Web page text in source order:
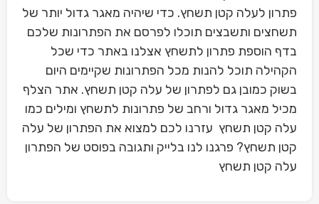
פתרון לעלה קטן תשחץ. כדי שיהיה מאגר גדול יותר של
תשחצים ותשבצים תוכלו לפרסם את הפתרונות שלכם
בדף הוספת פתרון לתשחץ אצלנו באתר כדי שכל
הקהילה תוכל להנות מכל הפתרונות שקיימים היום
בשוק כמובן גם לפתרון של עלה קטן תשחץ. אתר הצלף
מכיל מאגר גדול ורחב של פתרונות לתשחץ ומילים כמו
עלה קטן תשחץ עזרנו לכם למצוא את הפתרון של עלה
קטן תשחץ? פרגנו לנו בלייק ותגובה בפוסט של הפתרון
עלה קטן תשחץ